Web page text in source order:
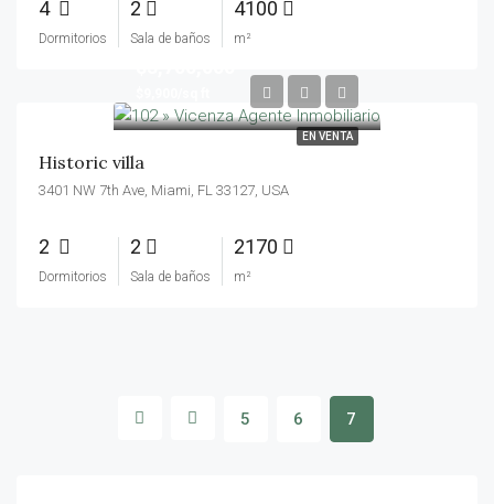
4
Dormitorios
2
Sala de baños
4100
m²
EN VENTA
Historic villa
3401 NW 7th Ave, Miami, FL 33127, USA
2
Dormitorios
2
Sala de baños
2170
m²
5 6 7